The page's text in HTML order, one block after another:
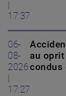
17:37
06-
08-
2026
17:27
au oprit
condus